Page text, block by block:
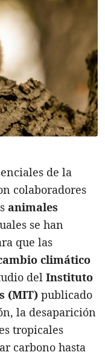
de la
colaboradores
animales
se han
que las
climático
del Instituto
(MIT) publicado
la desaparición
tropicales
carbono hasta